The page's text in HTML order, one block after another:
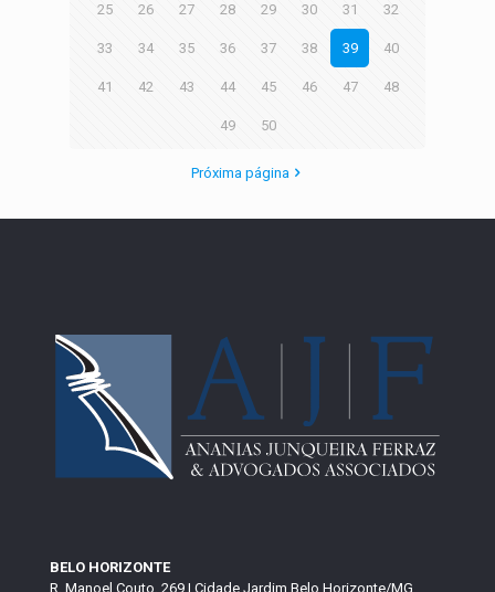
25 26 27 28 29 30 31 32
33 34 35 36 37 38 39 40
41 42 43 44 45 46 47 48
49 50
Próxima página
BELO HORIZONTE
R. Manoel Couto, 269 | Cidade Jardim Belo Horizonte/MG